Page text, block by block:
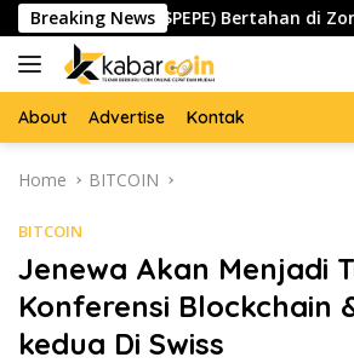
Skip
to
content
Breaking News
Pepe ($PEPE) Bertahan di Zona
About Advertise Kontak
Home BITCOIN
BITCOIN
Jenewa Akan Menjadi
Konferensi Blockchain
kedua Di Swiss